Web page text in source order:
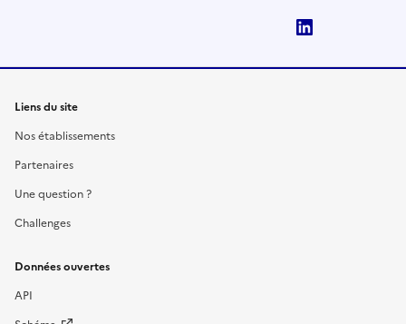
Liens du site
Nos établissements
Partenaires
Une question ?
Challenges
Données ouvertes
API